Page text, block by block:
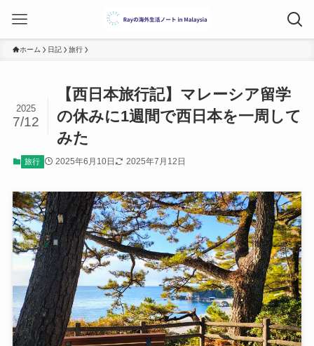
ホーム 日記 旅行
【西日本旅行記】マレーシア留学
の休みに1週間で西日本を一周して
みた
2025
7/12
旅行 2025年6月10日 2025年7月12日